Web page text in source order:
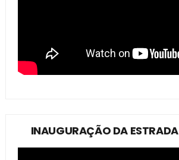
INAUGURAÇÃO DA